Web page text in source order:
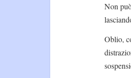
Non
Oblio,